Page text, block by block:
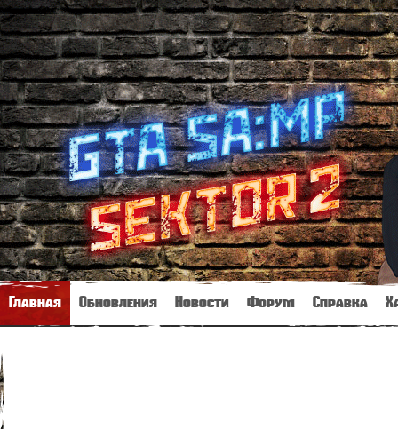
Главная Обновления Новости Форум Справка